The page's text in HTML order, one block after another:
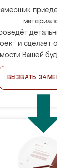
и сделает
Вашей
ВЫЗВАТЬ